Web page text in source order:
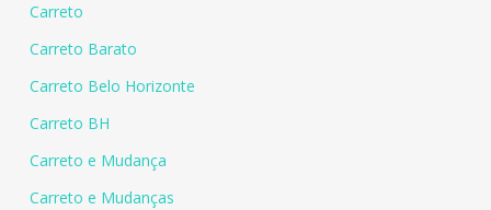
Carreto
Carreto Barato
Carreto Belo Horizonte
Carreto BH
Carreto e Mudança
Carreto e Mudanças